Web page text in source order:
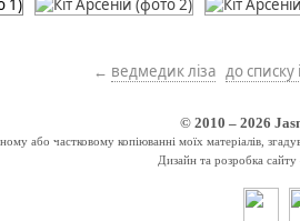
← ведмедик ліза до списку
© 2010 – 2026
або частковому копіюванні моїх матеріалів,
Дизайн та розробка сайту